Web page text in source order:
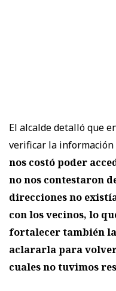
El alcalde detalló que
verificar la información
nos costó poder
no nos contestaron
direcciones no
con los vecinos, lo
fortalecer también
aclararla para volver
cuales no tuvimos